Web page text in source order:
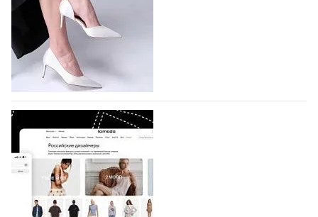
На участие в седьмой Московской неделе моды,
которая пройдет в российской столице с 26 сентября
по 1 октября, уже подано 1047 заявок. Примерно
половину из них (494) прислали дизайнеры,
коллекции которых не были представлены в…
07.08.2026 769
BALLINA представит свои новинки на Euro
Shoes
Компания BALLINA Guangzhou Lihuang Footwear
Co., Ltd., основанная в 2011 году и расположенная в
Гуанчжоу, столице моды Китая, является